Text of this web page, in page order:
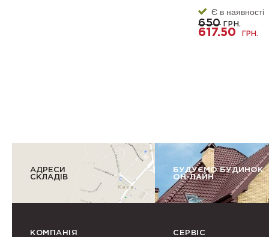
Є в наявності
650ГРН.
617.50 ГРН.
АДРЕСИ
СКЛАДІВ
БУДУЄМО БУДИНОК
ОН-ЛАЙН
КОМПАНІЯ СЕРВІС